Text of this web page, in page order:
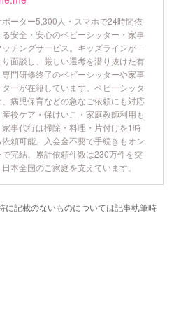
ポーター5,300人・スマホで24時間依
る安全・安心のベビーシッター・家事
チングサービス。キッズラインが一
り面談し、厳しい選考を潜り抜けた有
専門研修終了のベビーシッターや家事
ーが在籍しています。ベビーシッタ
、病児保育などの急なご依頼にも対応
産後ケア・保けいこ・家庭教師利用も
家事代行は掃除・料理・片付けを1時
頼可能。入会金不要で手続きもオン
で完結。累計依頼件数は230万件を突
本全国のご家庭を支えています。
に記載のないものについては記事執筆時